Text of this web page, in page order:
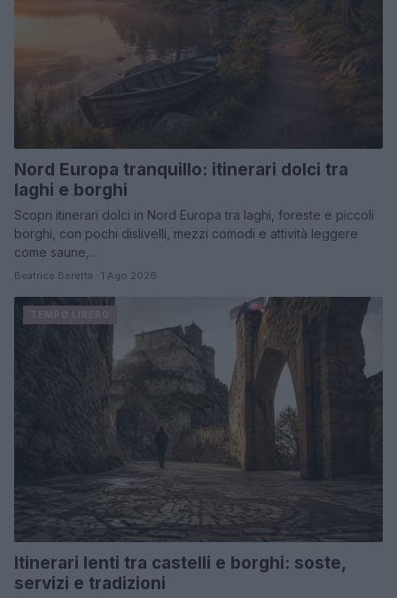
Nord Europa tranquillo: itinerari dolci tra
laghi e borghi
Scopri itinerari dolci in Nord Europa tra laghi, foreste e piccoli
borghi, con pochi dislivelli, mezzi comodi e attività leggere
come saune,…
Beatrice Beretta · 1 Ago 2026
Itinerari lenti tra castelli e borghi: soste,
servizi e tradizioni